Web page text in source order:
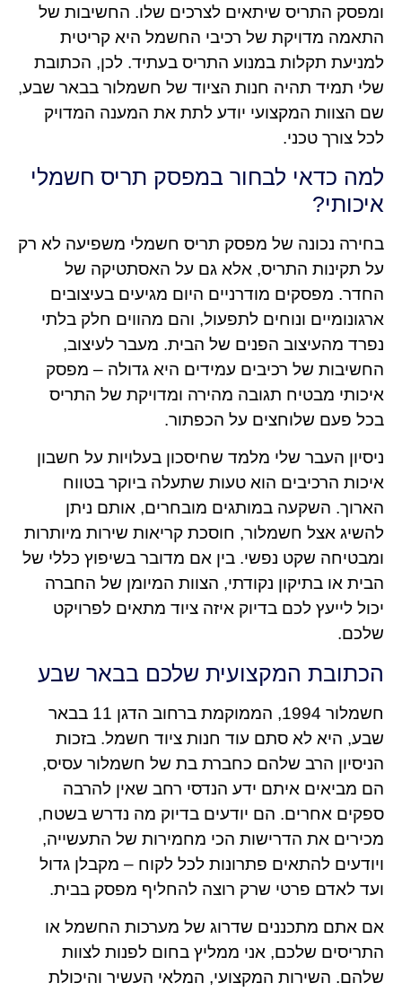
ומפסק התריס שיתאים לצרכים שלו. החשיבות של
התאמה מדויקת של רכיבי החשמל היא קריטית
למניעת תקלות במנוע התריס בעתיד. לכן, הכתובת
שלי תמיד תהיה חנות הציוד של חשמלור בבאר שבע,
שם הצוות המקצועי יודע לתת את המענה המדויק
לכל צורך טכני.
למה כדאי לבחור במפסק תריס חשמלי
איכותי?
בחירה נכונה של מפסק תריס חשמלי משפיעה לא רק
על תקינות התריס, אלא גם על האסתטיקה של
החדר. מפסקים מודרניים היום מגיעים בעיצובים
ארגונומיים ונוחים לתפעול, והם מהווים חלק בלתי
נפרד מהעיצוב הפנים של הבית. מעבר לעיצוב,
החשיבות של רכיבים עמידים היא גדולה – מפסק
איכותי מבטיח תגובה מהירה ומדויקת של התריס
בכל פעם שלוחצים על הכפתור.
ניסיון העבר שלי מלמד שחיסכון בעלויות על חשבון
איכות הרכיבים הוא טעות שתעלה ביוקר בטווח
הארוך. השקעה במותגים מובחרים, אותם ניתן
להשיג אצל חשמלור, חוסכת קריאות שירות מיותרות
ומבטיחה שקט נפשי. בין אם מדובר בשיפוץ כללי של
הבית או בתיקון נקודתי, הצוות המיומן של החברה
יכול לייעץ לכם בדיוק איזה ציוד מתאים לפרויקט
שלכם.
הכתובת המקצועית שלכם בבאר שבע
חשמלור 1994, הממוקמת ברחוב הדגן 11 בבאר
שבע, היא לא סתם עוד חנות ציוד חשמל. בזכות
הניסיון הרב שלהם כחברת בת של חשמלור עסיס,
הם מביאים איתם ידע הנדסי רחב שאין להרבה
ספקים אחרים. הם יודעים בדיוק מה נדרש בשטח,
מכירים את הדרישות הכי מחמירות של התעשייה,
ויודעים להתאים פתרונות לכל לקוח – מקבלן גדול
ועד לאדם פרטי שרק רוצה להחליף מפסק בבית.
אם אתם מתכננים שדרוג של מערכות החשמל או
התריסים שלכם, אני ממליץ בחום לפנות לצוות
שלהם. השירות המקצועי, המלאי העשיר והיכולת